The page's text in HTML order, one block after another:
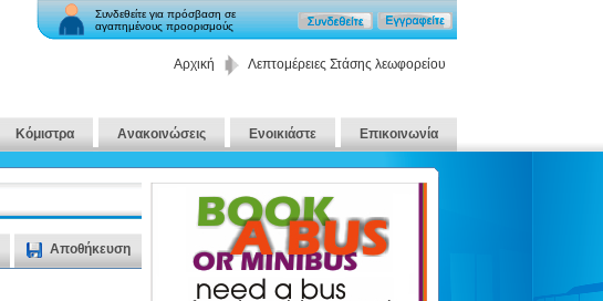
Συνδεθείτε για πρόσβαση σε
αγαπημένους προορισμούς
Αρχική Λεπτομέρειες Στάσης λεωφορείου
Κόμιστρα Ανακοινώσεις Ενοικιάστε Επικοινωνία
Αποθήκευση